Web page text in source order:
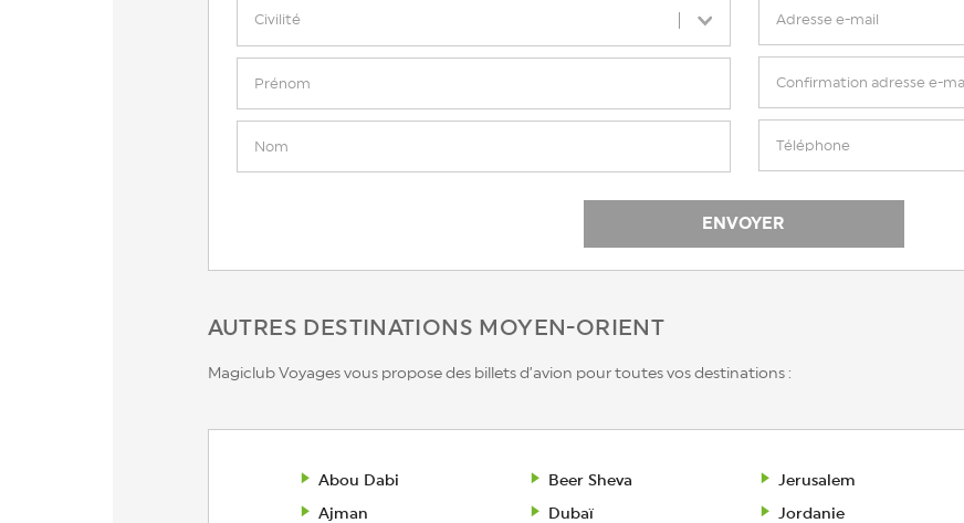
AUTRES DESTINATIONS MOYEN-ORIENT
Magiclub Voyages vous propose des billets d’avion pour toutes vos destinations :
Abou Dabi
Ajman
Beer Sheva
Dubaï
Jerusalem
Jordanie